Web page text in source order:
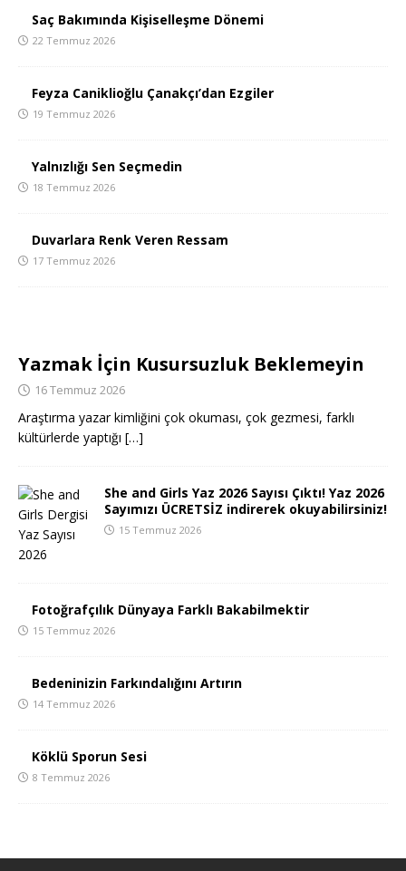
Saç Bakımında Kişiselleşme Dönemi
22 Temmuz 2026
Feyza Caniklioğlu Çanakçı’dan Ezgiler
19 Temmuz 2026
Yalnızlığı Sen Seçmedin
18 Temmuz 2026
Duvarlara Renk Veren Ressam
17 Temmuz 2026
Yazmak İçin Kusursuzluk Beklemeyin
16 Temmuz 2026
Araştırma yazar kimliğini çok okuması, çok gezmesi, farklı
kültürlerde yaptığı […]
She and Girls Yaz 2026 Sayısı Çıktı! Yaz 2026
Sayımızı ÜCRETSİZ indirerek okuyabilirsiniz!
15 Temmuz 2026
Fotoğrafçılık Dünyaya Farklı Bakabilmektir
15 Temmuz 2026
Bedeninizin Farkındalığını Artırın
14 Temmuz 2026
Köklü Sporun Sesi
8 Temmuz 2026